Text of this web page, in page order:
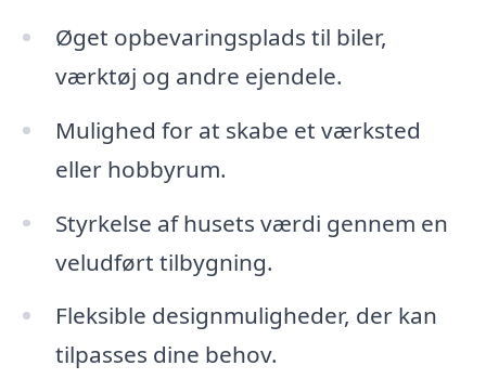
Øget opbevaringsplads til biler,
værktøj og andre ejendele.
Mulighed for at skabe et værksted
eller hobbyrum.
Styrkelse af husets værdi gennem en
veludført tilbygning.
Fleksible designmuligheder, der kan
tilpasses dine behov.